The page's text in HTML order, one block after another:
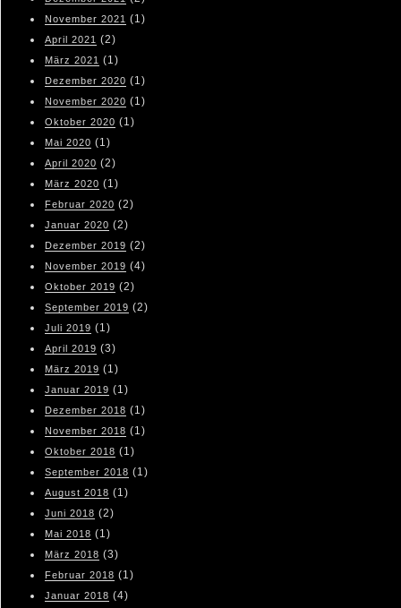
November 2021 (1)
April 2021 (2)
März 2021 (1)
Dezember 2020 (1)
November 2020 (1)
Oktober 2020 (1)
Mai 2020 (1)
April 2020 (2)
März 2020 (1)
Februar 2020 (2)
Januar 2020 (2)
Dezember 2019 (2)
November 2019 (4)
Oktober 2019 (2)
September 2019 (2)
Juli 2019 (1)
April 2019 (3)
März 2019 (1)
Januar 2019 (1)
Dezember 2018 (1)
November 2018 (1)
Oktober 2018 (1)
September 2018 (1)
August 2018 (1)
Juni 2018 (2)
Mai 2018 (1)
März 2018 (3)
Februar 2018 (1)
Januar 2018 (4)